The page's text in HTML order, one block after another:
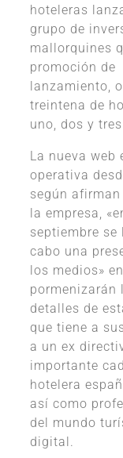
hoteleras
grupo de
mallorquines
promoción de
lanzamiento,
treintena de
uno, dos y
La nueva web
operativa
según
la empresa,
septiembre se
cabo una
los medios»
pormenizarán
detalles de
que tiene a
a un ex
importante
hotelera
así­ como
del mundo
digital.